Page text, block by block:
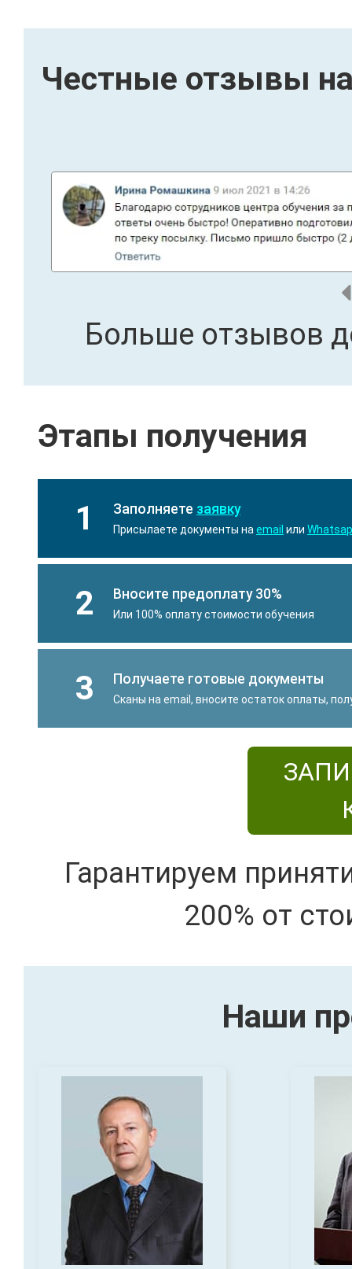
Честные отзывы
Больше отзывов
Этапы получения
1 Заполняете заявку
Присылаете документы на email или
2 Вносите предоплату 30%
Или 100% оплату стоимости обучения
3 Получаете готовые документы
Сканы на email, вносите остаток оплаты,
Гарантируем
200% от
Наши